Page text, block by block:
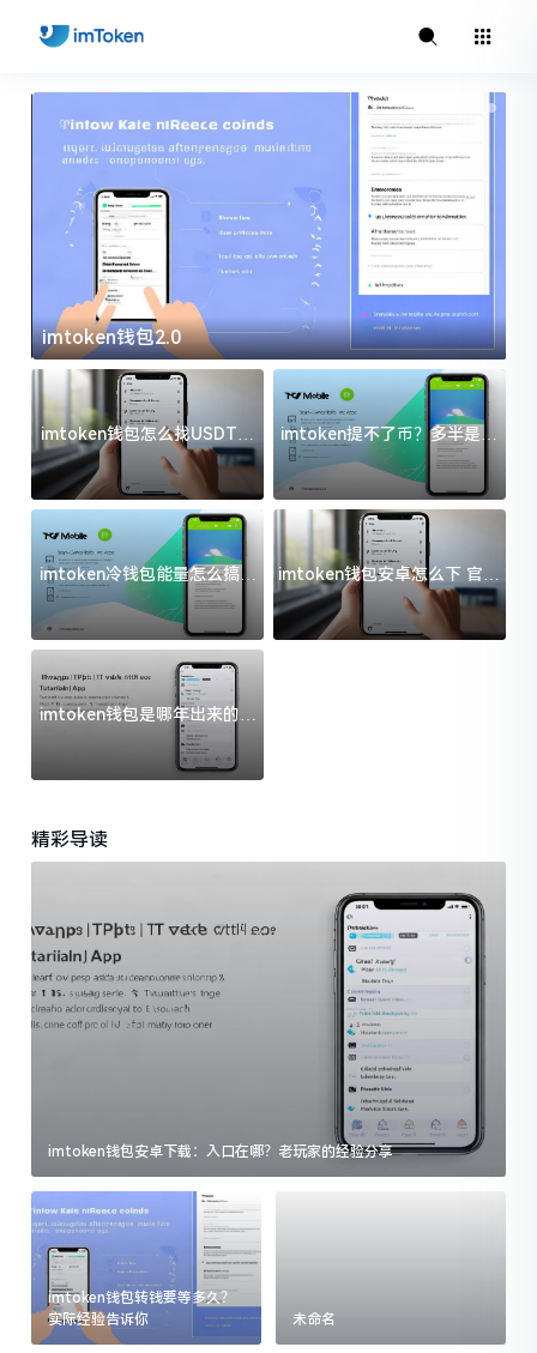
imtoken钱包2.0
imtoken钱包怎么找USDT地
址？三步搞定不踩坑
imtoken提不了币？多半是这
几件事没处理好
imtoken冷钱包能量怎么搞？
过来人告诉你门道
imtoken钱包安卓怎么下 官方
渠道避坑指南
imtoken钱包是哪年出来的？
一文给你说清楚
精彩导读
imtoken钱包安卓下载：入口在哪？老玩家的经验分享
imtoken钱包转钱要等多久？
实际经验告诉你
未命名